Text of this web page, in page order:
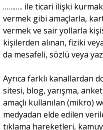
……….. ile ticari ilişki
vermek gibi amaçlarla,
vermek ve sair yollarla
kişilerden alınan, fiziki
da mesafeli, sözlü veya
Ayrıca farklı kanallardan
sitesi, blog, yarışma,
amaçlı kullanılan (mikro)
medyadan elde edilen
tıklama hareketleri,